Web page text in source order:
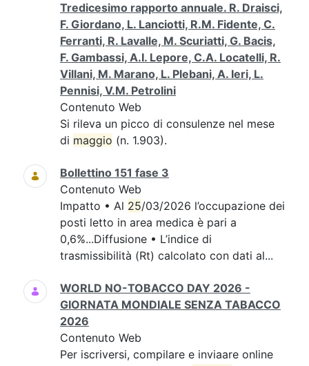
Tredicesimo rapporto annuale. R. Draisci,
F. Giordano, L. Lanciotti, R.M. Fidente, C.
Ferranti, R. Lavalle, M. Scuriatti, G. Bacis,
F. Gambassi, A.I. Lepore, C.A. Locatelli, R.
Villani, M. Marano, L. Plebani, A. Ieri, L.
Pennisi, V.M. Petrolini
Contenuto Web
Si rileva un picco di consulenze nel mese
di maggio (n. 1.903).
Bollettino 151 fase 3
Contenuto Web
Impatto • Al 25/03/2026 l’occupazione dei
posti letto in area medica è pari a
0,6%...Diffusione • L’indice di
trasmissibilità (Rt) calcolato con dati al...
WORLD NO-TOBACCO DAY 2026 -
GIORNATA MONDIALE SENZA TABACCO
2026
Contenuto Web
Per iscriversi, compilare e inviaare online